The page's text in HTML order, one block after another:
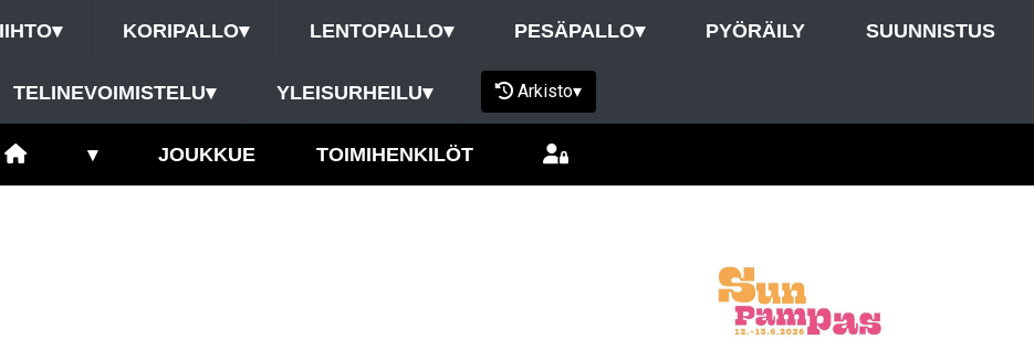
▾ KORIPALLO▾ LENTOPALLO▾ PESÄPALLO▾ PYÖRÄILY SUUNNISTUS
TELINEVOIMISTELU▾ YLEISURHEILU▾ Arkisto▾
▾ JOUKKUE TOIMIHENKILÖT